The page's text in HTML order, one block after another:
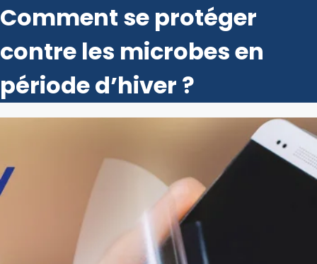
Comment se protéger
contre les microbes en
période d’hiver ?